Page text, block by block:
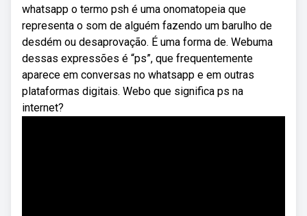
whatsapp o termo psh é uma onomatopeia que
representa o som de alguém fazendo um barulho de
desdém ou desaprovação. É uma forma de. Webuma
dessas expressões é “ps”, que frequentemente
aparece em conversas no whatsapp e em outras
plataformas digitais. Webo que significa ps na
internet?